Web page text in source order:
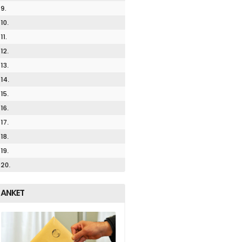
9.
10.
11.
12.
13.
14.
15.
16.
17.
18.
19.
20.
ANKET